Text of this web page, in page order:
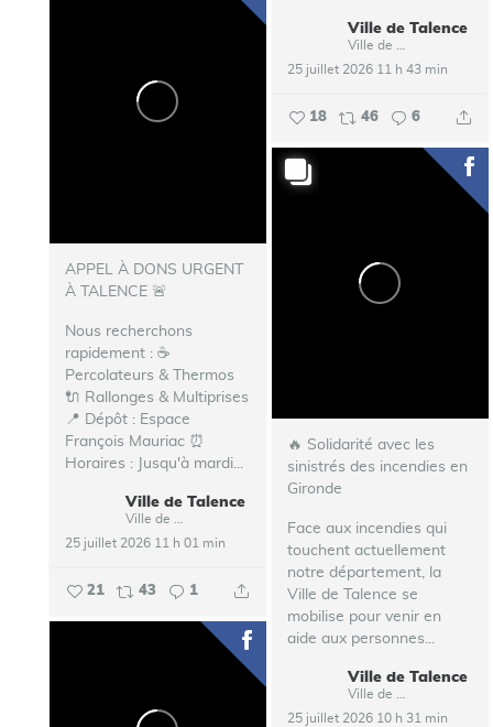
Ville de Talence
25 juillet 2026 11 h 43 min
18 46 6
APPEL À DONS URGENT
À TALENCE 🚨
Nous recherchons
rapidement : ☕
Percolateurs & Thermos
🔌 Rallonges & Multiprises
📍 Dépôt : Espace
François Mauriac ⏰
Horaires : Jusqu'à mardi...
Ville de Talence
25 juillet 2026 11 h 01 min
21 43 1
🔥 Solidarité avec les
sinistrés des incendies en
Gironde
Face aux incendies qui
touchent actuellement
notre département, la
Ville de Talence se
mobilise pour venir en
aide aux personnes...
Ville de Talence
25 juillet 2026 10 h 31 min